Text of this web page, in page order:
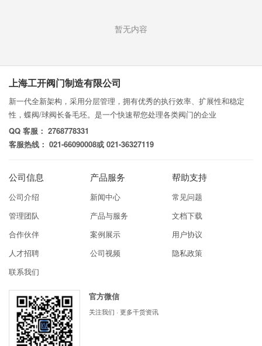
暂无内容
上海工开阀门制造有限公司
新一代全新架构，采用分层管理，拥有优秀的执行效率、扩展性和稳定
性，蝶阀/球阀长备毛坯。是一个快速帮您处理各类阀门的企业
QQ 客服： 2768778331
客服热线： 021-66090008或 021-36327119
公司信息
公司介绍
管理团队
合作伙伴
人才招聘
联系我们
产品服务
新闻中心
产品与服务
案例展示
公司视频
帮助支持
常见问题
文档下载
用户协议
隐私政策
官方微信
关注我们 · 更多干货资讯